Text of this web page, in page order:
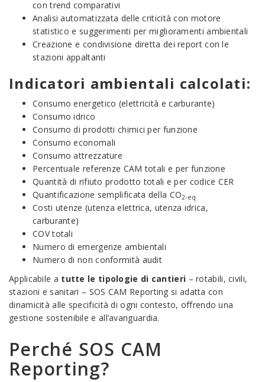
con trend comparativi
Analisi automatizzata delle criticità con motore
statistico e suggerimenti per miglioramenti ambientali
Creazione e condivisione diretta dei report con le
stazioni appaltanti
Indicatori ambientali calcolati:
Consumo energetico (elettricità e carburante)
Consumo idrico
Consumo di prodotti chimici per funzione
Consumo economali
Consumo attrezzature
Percentuale referenze CAM totali e per funzione
Quantità di rifiuto prodotto totali e per codice CER
Quantificazione semplificata della CO2-eq
Costi utenze (utenza elettrica, utenza idrica,
carburante)
COV totali
Numero di emergenze ambientali
Numero di non conformità audit
Applicabile a tutte le tipologie di cantieri – rotabili, civili,
stazioni e sanitari – SOS CAM Reporting si adatta con
dinamicità alle specificità di ogni contesto, offrendo una
gestione sostenibile e all’avanguardia.
Perché SOS CAM
Reporting?